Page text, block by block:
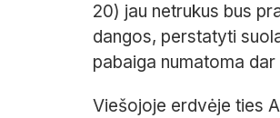
20) jau netrukus bus
dangos, perstatyti
pabaiga numatoma
Viešojoje erdvėje ties